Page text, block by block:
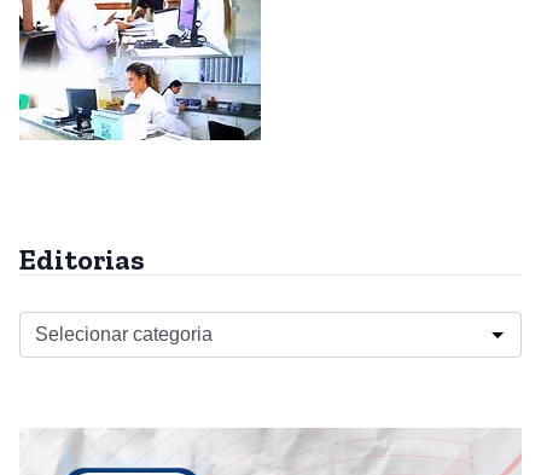
Editorias